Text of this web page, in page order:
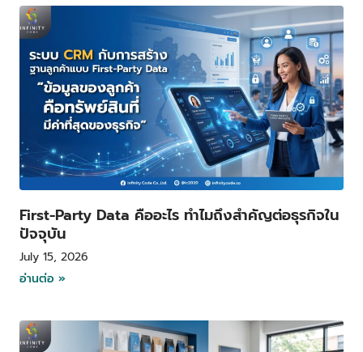
First-Party Data คืออะไร ทำไมถึงสำคัญต่อธุรกิจใน
ปัจจุบัน
July 15, 2026
อ่านต่อ »